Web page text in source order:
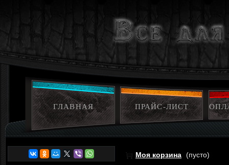
ГЛАВНАЯ ПРАЙС-ЛИСТ
Моя корзина (пусто)